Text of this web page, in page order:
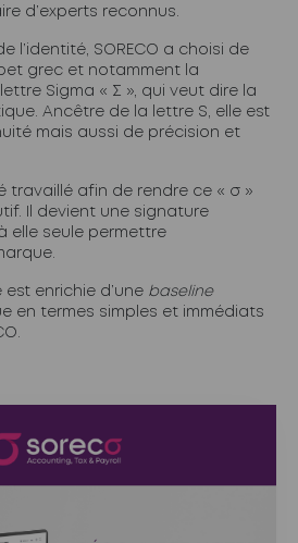
d’experts reconnus.
l’identité, SORECO a choisi de
grec et notamment la
Sigma « Σ », qui veut dire la
Ancêtre de la lettre S, elle est
mais aussi de précision et
travaillé afin de rendre ce « σ »
Il devient une signature
elle seule permettre
enrichie d’une baseline
en termes simples et immédiats